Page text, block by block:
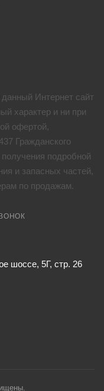
Интернет сайт
характер и ни при
офертой,
Гражданского
подробной
и запасных частей,
по продажам.
шоссе, 5Г, стр. 26